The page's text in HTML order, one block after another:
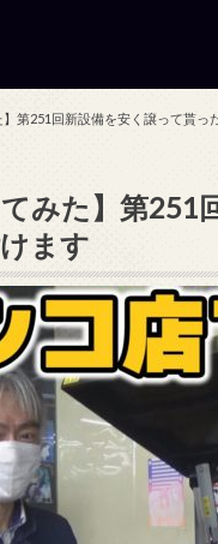
】第251回新設備を安く譲って貰っ
みた】第251
ます